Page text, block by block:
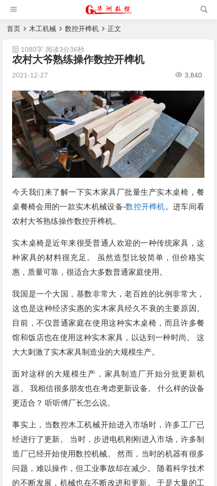
|猫抓板生产设备|非标
自动化设备
首页 木工机械 数控开榫机 正文
农村大爷熟练操作数控开榫机
2021-12-27 3,840
1080字 阅读3分36秒
今天我们来了解一下实木家具厂批量生产实木桌椅，餐
桌餐椅会用的一款实木机械设备-数控开榫机。进车间看
农村大爷熟练操作数控开榫机。
实木桌椅是近年来很受普通人欢迎的一种传统家具，这
种家具的材料很充足。 虽然造型比较简单，但价格实
惠，质量可靠，很适合大多数普通家庭使用。
我国是一个大国，基数非常大，老百姓的比例非常大，
这也是这种经济实惠的实木家具经久不衰的主要原因。
目前，不仅普通家庭在使用这种实木桌椅，而且许多餐
馆和饭店也在使用这种实木家具，以达到一种时尚。 这
大大刺激了实木家具制造业的大规模生产。
面对这样的大规模生产，家具制造厂开始分批更新机
器。 我相信很多朋友也在考虑更新设备。 什么样的设备
更适合？ 听听傅厂长怎么说。
事实上，当数控木工机械开始进入市场时，许多工厂已
经进行了更新。 当时，步进电机刚刚进入市场，许多制
造厂已经开始使用数控机械。 然而，当时的机器有很多
问题，难以操作，但工业事故却在减少。 随着科学技术
的不断发展，机械也在不断改进和更新。 于是大量的工